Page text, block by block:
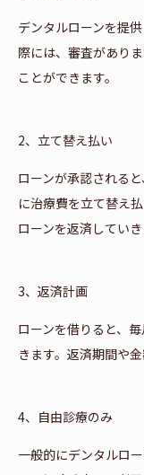
デンタルローンを提
際には、審査があり
ことができます。
2、立て替え払い
ローンが承認される
に治療費を立て替え
ローンを返済していき
3、返済計画
ローンを借りると、
きます。返済期間や
4、自由診療のみ
一般的にデンタルロ